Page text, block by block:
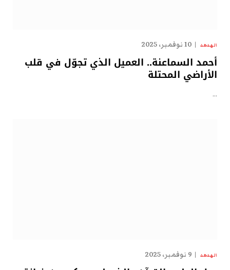
الهدهد 10 نوفمبر، 2025
أحمد السماعنة.. العميل الذي تجوّل في قلب
الأراضي المحتلة
…
الهدهد 9 نوفمبر، 2025